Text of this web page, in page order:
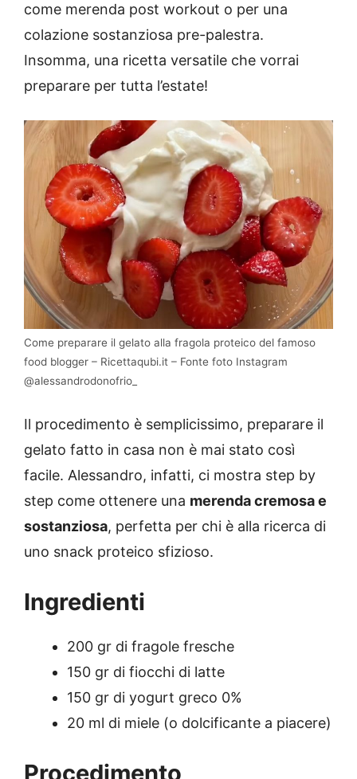
come merenda post workout o per una
colazione sostanziosa pre-palestra.
Insomma, una ricetta versatile che vorrai
preparare per tutta l’estate!
Come preparare il gelato alla fragola proteico del famoso
food blogger – Ricettaqubi.it – Fonte foto Instagram
@alessandrodonofrio_
Il procedimento è semplicissimo, preparare il
gelato fatto in casa non è mai stato così
facile. Alessandro, infatti, ci mostra step by
step come ottenere una merenda cremosa e
sostanziosa, perfetta per chi è alla ricerca di
uno snack proteico sfizioso.
Ingredienti
200 gr di fragole fresche
150 gr di fiocchi di latte
150 gr di yogurt greco 0%
20 ml di miele (o dolcificante a piacere)
Procedimento